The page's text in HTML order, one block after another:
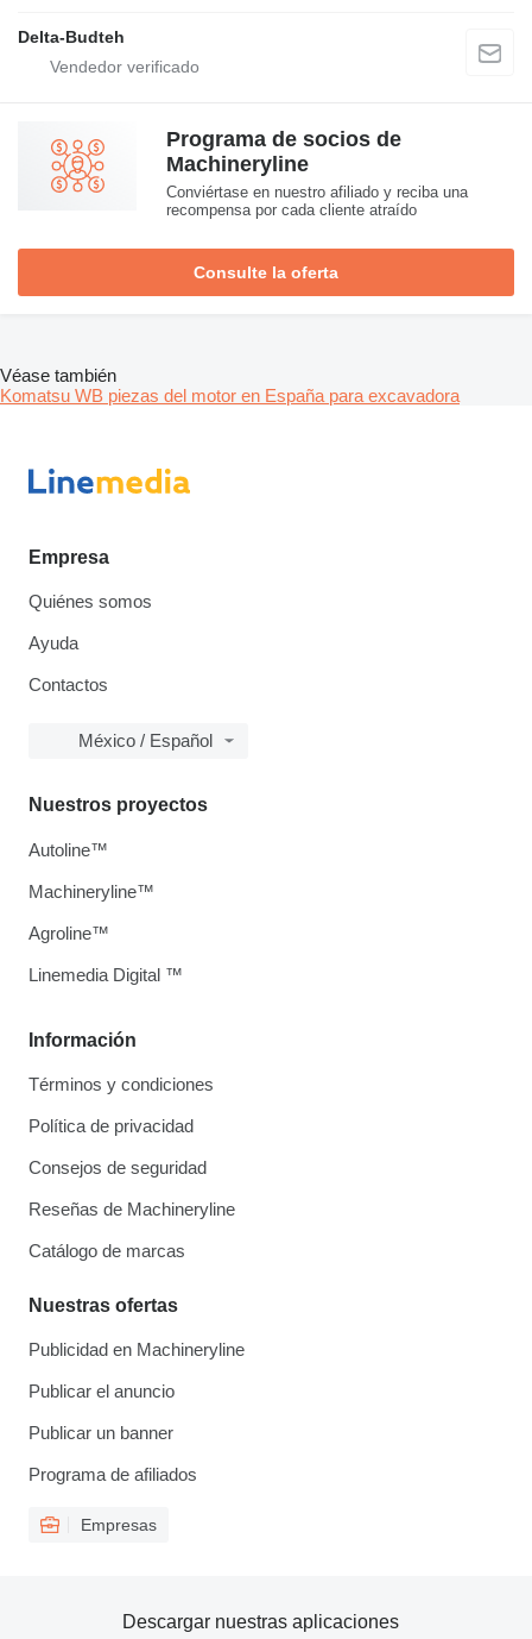
Delta-Budteh
Programa de socios de
Machineryline
Conviértase en nuestro afiliado y reciba una
recompensa por cada cliente atraído
Consulte la oferta
Véase también
Komatsu WB piezas del motor en España para excavadora
Empresa
Quiénes somos
Ayuda
Contactos
México / Español
Información
Términos y condiciones
Política de privacidad
Consejos de seguridad
Reseñas de Machineryline
Catálogo de marcas
Nuestras ofertas
Publicidad en Machineryline
Publicar el anuncio
Publicar un banner
Programa de afiliados
Empresas
Nuestros proyectos
Autoline™
Machineryline™
Agroline™
Linemedia Digital ™
Descargar nuestras aplicaciones